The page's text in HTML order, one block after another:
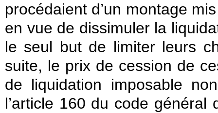
procédaient d’un montage
en vue de dissimuler la
le seul but de limiter leurs
suite, le prix de cession de
de liquidation imposable
l’article 160 du code